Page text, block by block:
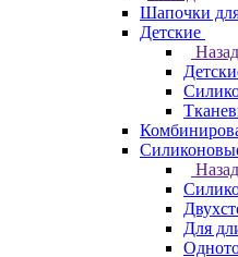
Шапочки
Детские
Назад
Назад
Для